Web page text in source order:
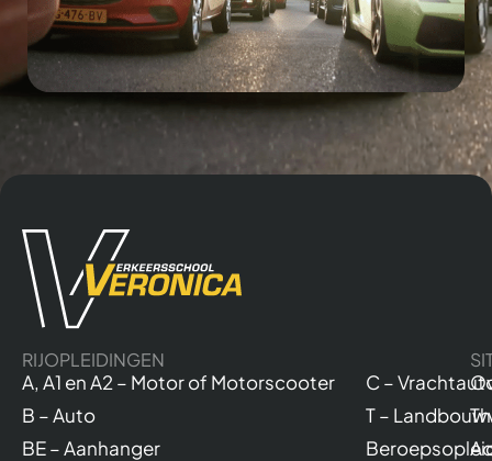
RIJOPLEIDINGEN
A, A1 en A2 – Motor of Motorscooter
B – Auto
BE – Aanhanger
C –
T –